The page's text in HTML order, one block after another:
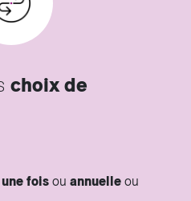
choix de
une fois ou annuelle ou